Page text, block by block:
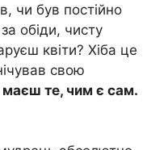
чи був постійно
обіди, чисту
квіти? Хіба це
свою
маєш те, чим є сам.